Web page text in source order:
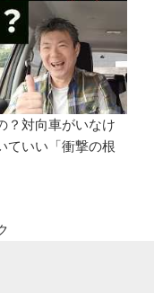
？対向車がいなけ
ていい「衝撃の根